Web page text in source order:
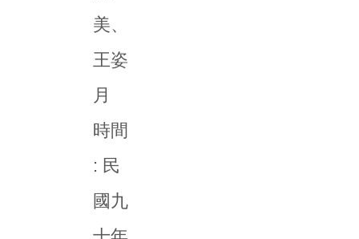
美、
王姿
月
時間
: 民
國九